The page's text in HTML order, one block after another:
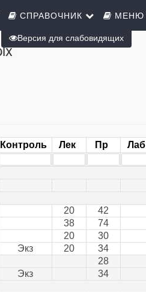
СПРАВОЧНИК МЕНЮ
Контроль Лек Пр Лаб
20
42
38
74
20
30
Экз 20
34
28
Экз
34
Версия для слабовидящих